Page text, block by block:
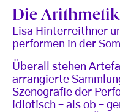
Die
Lisa Hinterreithner
performen in der
Überall stehen
arrangierte
Szenografie der
idiotisch – als ob –